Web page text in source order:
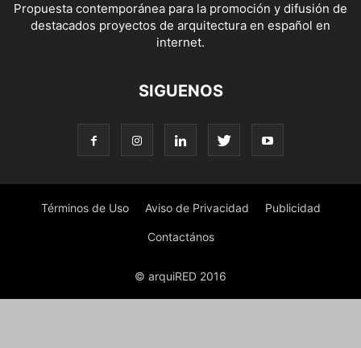
Propuesta contemporánea para la promoción y difusión de
destacados proyectos de arquitectura en español en
internet.
SIGUENOS
Términos de Uso Aviso de Privacidad Publicidad
Contactános
© arquiRED 2016